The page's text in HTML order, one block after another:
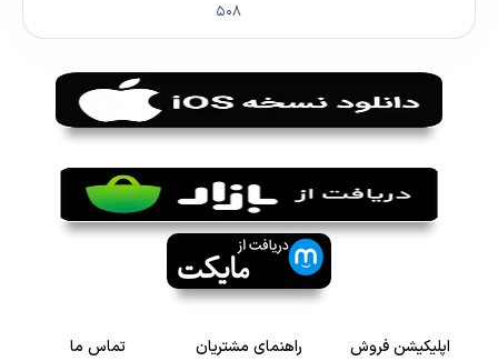
۵۰۸
اپلیکیشن فروش
راهنمای مشتریان تماس ما